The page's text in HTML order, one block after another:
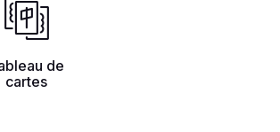
de
cartes